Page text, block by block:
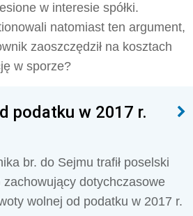
w interesie spółki.
natomiast ten argument,
zaoszczędził na kosztach
w sporze?
podatku w 2017 r.
br. do Sejmu trafił poselski
dotychczasowe
wolnej od podatku w 2017 r.